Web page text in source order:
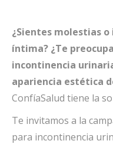
¿Sientes molestias
íntima? ¿Te
incontinencia
apariencia estética
ConfíaSalud tiene la
Te invitamos a la
para incontinencia